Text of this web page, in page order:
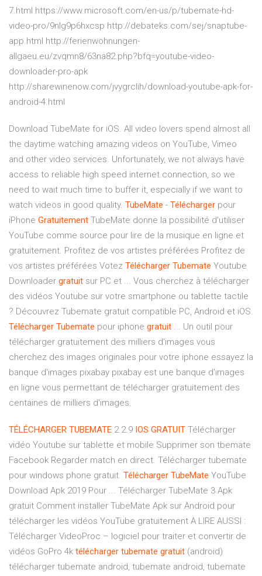
7.html https://www.microsoft.com/en-us/p/tubemate-hd-
video-pro/9nlg9p6hxcsp http://debateks.com/sej/snaptube-
app.html http://ferienwohnungen-
allgaeu.eu/zvqmn8/63na82.php?bfq=youtube-video-
downloader-pro-apk
http://sharewinenow.com/jvygrclih/download-youtube-apk-for-
android-4.html
Download TubeMate for iOS. All video lovers spend almost all
the daytime watching amazing videos on YouTube, Vimeo
and other video services. Unfortunately, we not always have
access to reliable high speed internet connection, so we
need to wait much time to buffer it, especially if we want to
watch videos in good quality. TubeMate - Télécharger pour
iPhone Gratuitement TubeMate donne la possibilité d'utiliser
YouTube comme source pour lire de la musique en ligne et
gratuitement. Profitez de vos artistes préférées Profitez de
vos artistes préférées Votez Télécharger Tubemate Youtube
Downloader gratuit sur PC et ... Vous cherchez à télécharger
des vidéos Youtube sur votre smartphone ou tablette tactile
? Découvrez Tubemate gratuit compatible PC, Android et iOS.
Télécharger Tubemate pour iphone gratuit ... Un outil pour
télécharger gratuitement des milliers d'images vous
cherchez des images originales pour votre iphone essayez la
banque d'images pixabay pixabay est une banque d'images
en ligne vous permettant de télécharger gratuitement des
centaines de milliers d'images.
TÉLÉCHARGER TUBEMATE 2.2.9 IOS GRATUIT Télécharger
vidéo Youtube sur tablette et mobile Supprimer son tbemate
Facebook Regarder match en direct. Télécharger tubemate
pour windows phone gratuit. Télécharger TubeMate YouTube
Download Apk 2019 Pour ... Télécharger TubeMate 3 Apk
gratuit Comment installer TubeMate Apk sur Android pour
télécharger les vidéos YouTube gratuitement A LIRE AUSSI :
Télécharger VideoProc – logiciel pour traiter et convertir de
vidéos GoPro 4k télécharger tubemate gratuit (android)
télécharger tubemate android, tubemate android, tubemate